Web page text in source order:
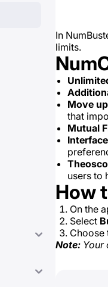
In
limits.
Move
that
Mutual
users to
How
On the
Select
Choose
Note: Your